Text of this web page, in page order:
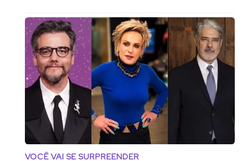
VOCÊ VAI SE SURPREENDER